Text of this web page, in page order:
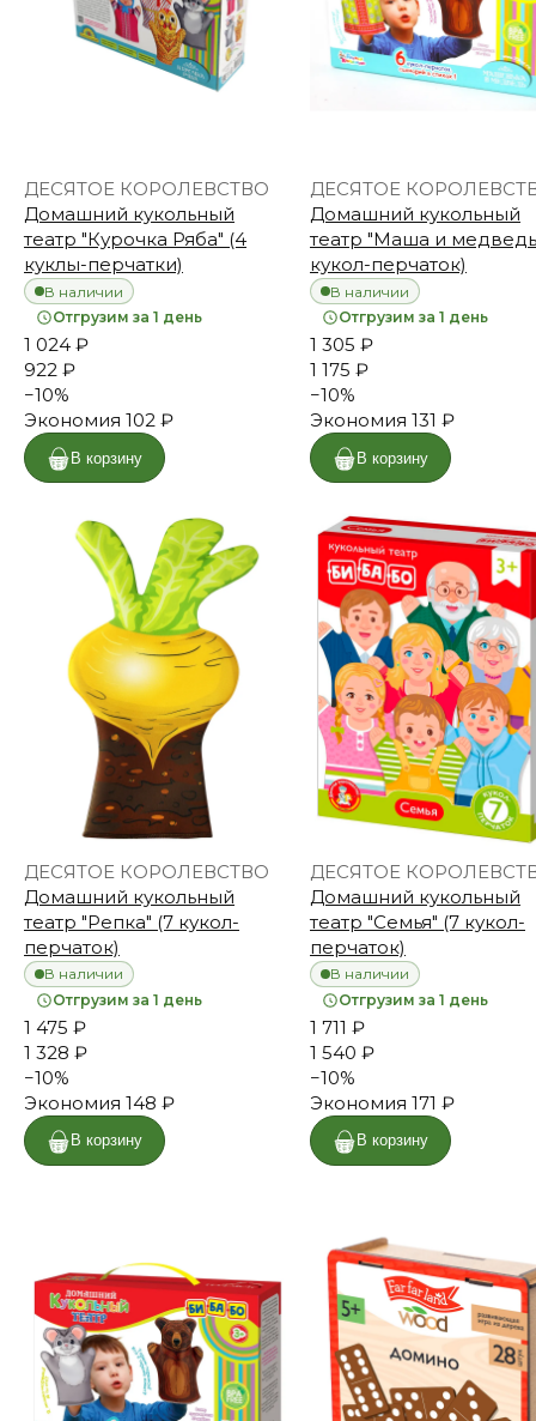
ДЕСЯТОЕ КОРОЛЕВСТВО
Домашний кукольный
театр "Курочка Ряба" (4
куклы-перчатки)
В наличии
Отгрузим за 1 день
1 024 ₽
922 ₽
−10%
Экономия 102 ₽
В корзину
ДЕСЯТОЕ
Домашний кукольный
театр "Маша и
кукол-перчаток)
В наличии
Отгрузим за 1 день
1 305 ₽
1 175 ₽
−10%
Экономия 131 ₽
В корзину
ДЕСЯТОЕ КОРОЛЕВСТВО
Домашний кукольный
театр "Репка" (7 кукол-
перчаток)
В наличии
Отгрузим за 1 день
1 475 ₽
1 328 ₽
−10%
Экономия 148 ₽
В корзину
ДЕСЯТОЕ
Домашний кукольный
театр "Семья" (7 кукол-
перчаток)
В наличии
Отгрузим за 1 день
1 711 ₽
1 540 ₽
−10%
Экономия 171 ₽
В корзину